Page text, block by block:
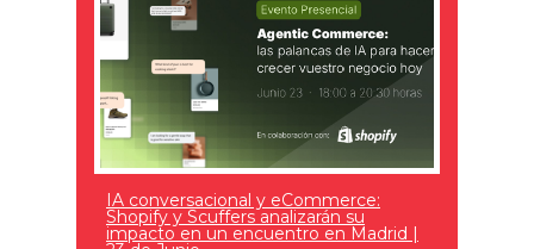
IA conversacional y eCommerce:
Shopify y Scuffers analizarán su
impacto en un encuentro en Madrid |